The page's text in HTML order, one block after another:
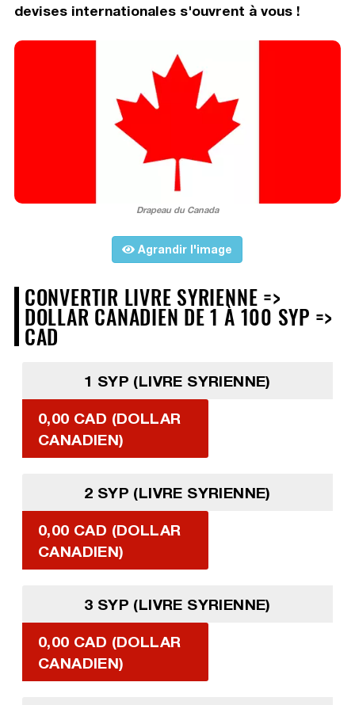
devises internationales s'ouvrent à vous !
Drapeau du Canada
Agrandir l'image
CONVERTIR LIVRE SYRIENNE =>
DOLLAR CANADIEN DE 1 À 100 SYP =>
CAD
1 SYP (LIVRE SYRIENNE)
0,00 CAD (DOLLAR
CANADIEN)
2 SYP (LIVRE SYRIENNE)
0,00 CAD (DOLLAR
CANADIEN)
3 SYP (LIVRE SYRIENNE)
0,00 CAD (DOLLAR
CANADIEN)